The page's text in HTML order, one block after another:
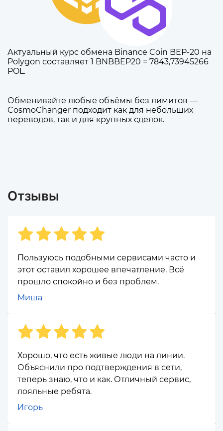
Актуальный курс обмена Binance Coin BEP-20 на
Polygon составляет 1 BNBBEP20 = 7843,73945266
POL.
Обменивайте любые объёмы без лимитов —
CosmoChanger подходит как для небольших
переводов, так и для крупных сделок.
Отзывы
Пользуюсь подобными сервисами часто и
этот оставил хорошее впечатление. Всё
прошло спокойно и без проблем.
Миша
Хорошо, что есть живые люди на линии.
Объяснили про подтверждения в сети,
теперь знаю, что и как. Отличный сервис,
лояльные ребята.
Игорь